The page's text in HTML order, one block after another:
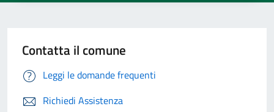
Contatta il comune
Leggi le domande frequenti
Richiedi Assistenza